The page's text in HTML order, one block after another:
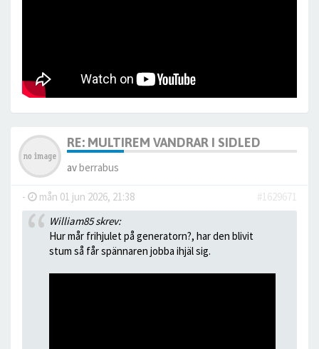
RE: MULTIREM VANDRAR I SIDLED
avberrabus
- mån 01 jun 2026, 21:38
#1629671
William85 skrev:
Hur mår frihjulet på generatorn?, har den blivit
stum så får spännaren jobba ihjäl sig.